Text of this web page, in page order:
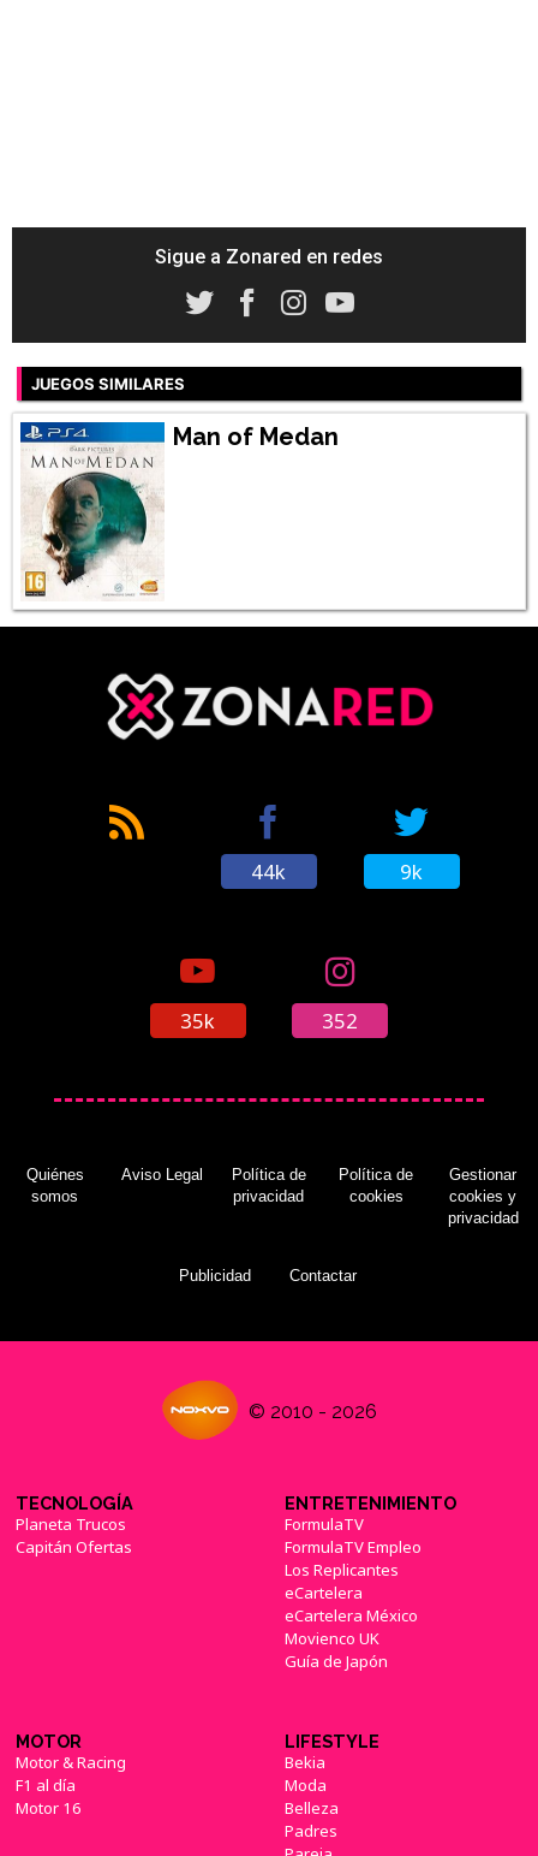
Sigue a Zonared en redes
JUEGOS SIMILARES
Man of Medan
44k 9k
35k 352
Quiénes
somos
Aviso Legal
Política de
privacidad
Política de
cookies
Gestionar
cookies y
privacidad
Publicidad Contactar
© 2010 - 2026
TECNOLOGÍA
Planeta Trucos
Capitán Ofertas
ENTRETENIMIENTO
FormulaTV
FormulaTV Empleo
Los Replicantes
eCartelera
eCartelera México
Movienco UK
Guía de Japón
MOTOR
Motor & Racing
F1 al día
Motor 16
LIFESTYLE
Bekia
Moda
Belleza
Padres